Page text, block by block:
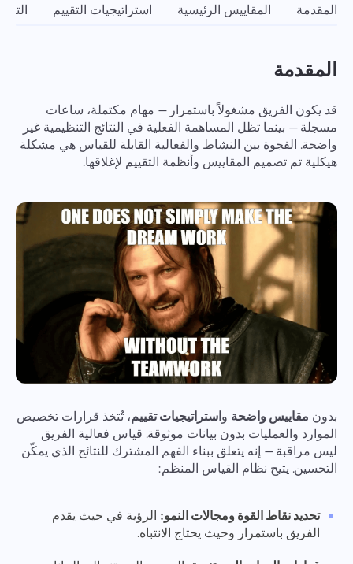
Türkçe
المقدمة المقاييس الرئيسية استراتيجيات التقييم
المقدمة
قد يكون الفريق مشغولاً باستمرار — مهام مكتملة، ساعات
مسجلة — بينما تظل المساهمة الفعلية في النتائج التنظيمية غير
واضحة. الفجوة بين النشاط والفعالية القابلة للقياس هي مشكلة
هيكلية تم تصميم المقاييس وأنظمة التقييم لإغلاقها.
بدون مقاييس واضحة واستراتيجيات تقييم، تُتخذ قرارات تخصيص
الموارد والعمليات بدون بيانات موثوقة. قياس فعالية الفريق
ليس مراقبة — إنه يتعلق ببناء الفهم المشترك للنتائج الذي يمكّن
التحسين. يتيح نظام القياس المنظم:
تحديد نقاط القوة ومجالات النمو: الرؤية في حيث يقدم
الفريق باستمرار وحيث يحتاج الانتباه.